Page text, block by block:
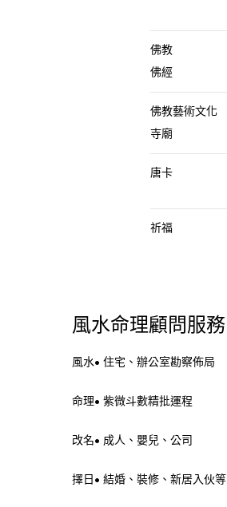
佛教
佛經
佛教藝術文化
寺廟
唐卡
祈福
風水命理顧問服務
風水• 住宅、辦公室勘察佈局
命理• 紫微斗數精批運程
改名• 成人、嬰兒、公司
擇日• 結婚、裝修、新居入伙等